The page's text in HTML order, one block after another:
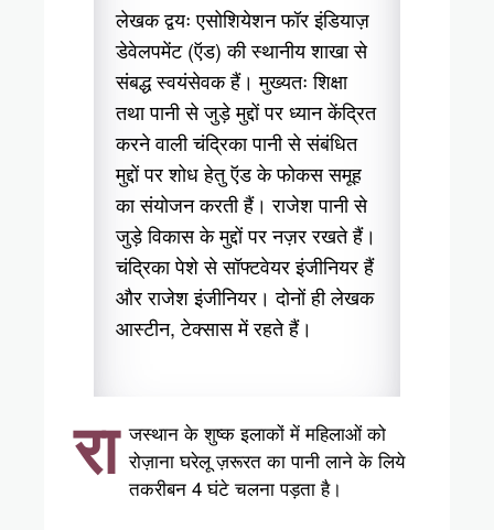
लेखक द्वयः एसोशियेशन फॉर इंडियाज़
डेवेलपमेंट (ऍड) की स्थानीय शाखा से
संबद्ध स्वयंसेवक हैं। मुख्यतः शिक्षा
तथा पानी से जुड़े मुद्दों पर ध्यान केंद्रित
करने वाली चंद्रिका पानी से संबंधित
मुद्दों पर शोध हेतु ऍड के फोकस समूह
का संयोजन करती हैं। राजेश पानी से
जुड़े विकास के मुद्दों पर नज़र रखते हैं।
चंद्रिका पेशे से सॉफ्टवेयर इंजीनियर हैं
और राजेश इंजीनियर। दोनों ही लेखक
आस्टीन, टेक्सास में रहते हैं।
रा जस्थान के शुष्क इलाकों में महिलाओं को
रोज़ाना घरेलू ज़रूरत का पानी लाने के लिये
तकरीबन 4 घंटे चलना पड़ता है।